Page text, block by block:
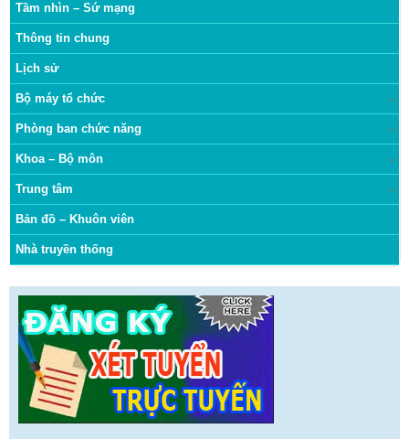
Tầm nhìn – Sứ mạng
Thông tin chung
Lịch sử
Bộ máy tổ chức
Phòng ban chức năng
Khoa – Bộ môn
Trung tâm
Bản đồ – Khuôn viên
Nhà truyền thống